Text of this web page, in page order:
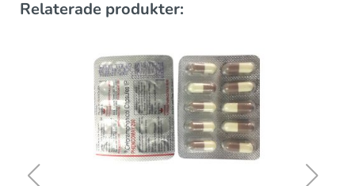
Relaterade produkter: